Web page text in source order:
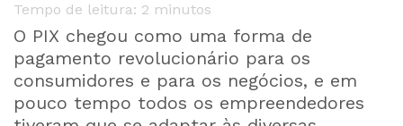
Tempo de leitura: 2 minutos
O PIX chegou como uma forma de
pagamento revolucionário para os
consumidores e para os negócios, e em
pouco tempo todos os empreendedores